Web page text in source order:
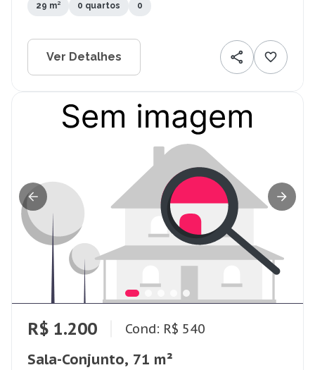
29 m² 0 quartos 0
Ver Detalhes
R$ 1.200 Cond: R$ 540
Sala-Conjunto, 71 m²